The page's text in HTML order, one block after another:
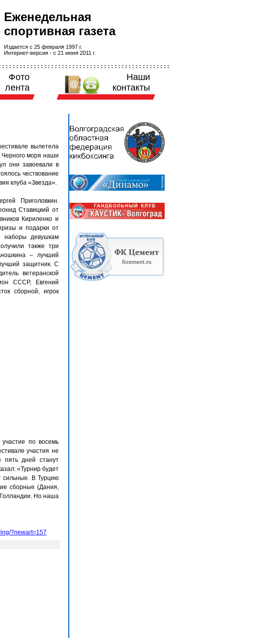
Еженедельная
спортивная газета
Издается с 25 февраля 1997 г.
Интернет-версия - с 21 июня 2011 г.
Фото
лента
Наши
контакты
вылетела
Черного моря наши
они завоевали в
чествование
клуба «Звезда».
Приголовкин.
Ставицкий от
Кириленко и
и подарки от
наборы девушкам
также три
– лучший
защитник. С
ветеранской
СССР, Евгений
сборной, игрок
участие по восемь
участия не
пять дней станут
«Турнир будет
сильные. В Турцию
сборные (Дания,
Но наша
?newart=157